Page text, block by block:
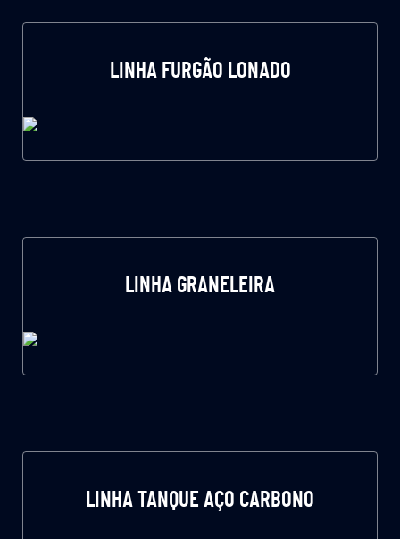
LINHA FURGÃO LONADO
LINHA GRANELEIRA
LINHA TANQUE AÇO CARBONO